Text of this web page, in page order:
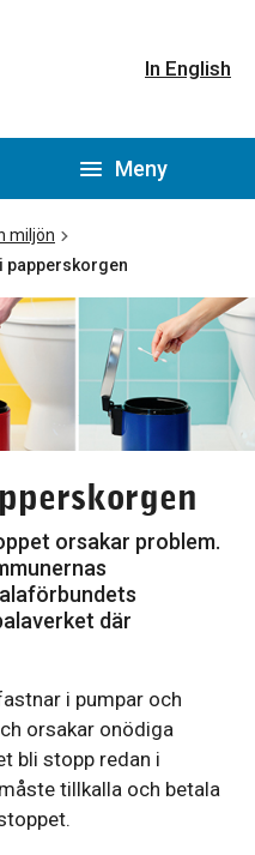
In English
Meny
miljön
papperskorgen
orsakar problem.
där
i pumpar och
orsakar onödiga
bli stopp redan i
tillkalla och betala